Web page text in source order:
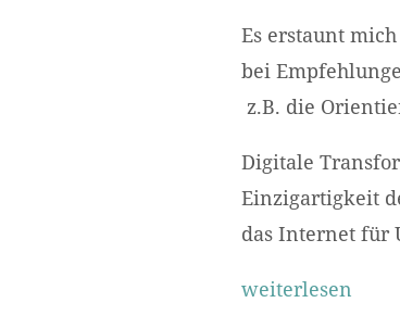
Es erstaunt
bei
z.B. die
Digitale
Einzigartigkeit
das Internet für
weiterlesen